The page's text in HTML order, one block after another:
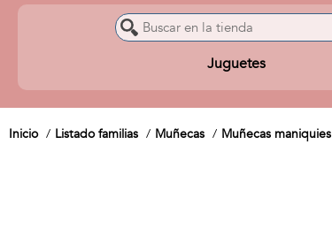
Juguetes
Inicio Listado familias Muñecas Muñecas maniquies